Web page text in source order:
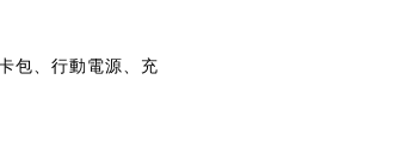
包、行動電源、充